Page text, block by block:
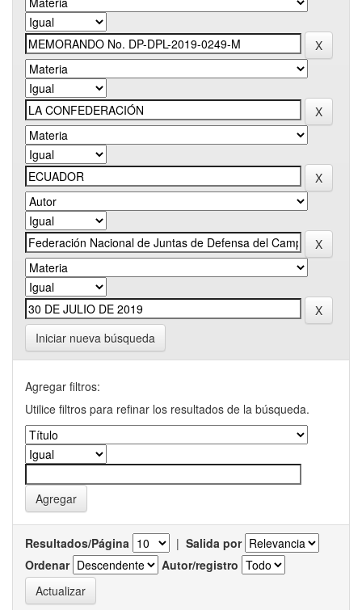
Iniciar nueva búsqueda
Agregar filtros:
Utilice filtros para refinar los resultados de la búsqueda.
Resultados/Página | Salida por
Ordenar
Autor/registro